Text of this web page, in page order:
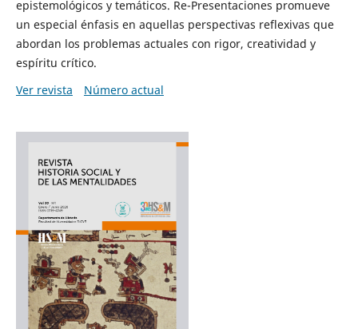
epistemológicos y temáticos. Re-Presentaciones promueve
un especial énfasis en aquellas perspectivas reflexivas que
abordan los problemas actuales con rigor, creatividad y
espíritu crítico.
Ver revista
Número actual